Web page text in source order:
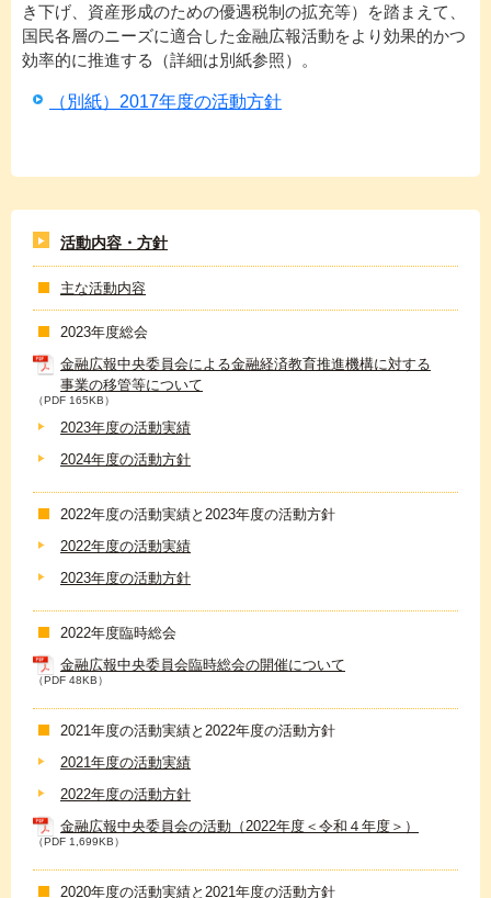
き下げ、資産形成のための優遇税制の拡充等）を踏まえて、
国民各層のニーズに適合した金融広報活動をより効果的かつ
効率的に推進する（詳細は別紙参照）。
（別紙）2017年度の活動方針
活動内容・方針
主な活動内容
2023年度総会
金融広報中央委員会による金融経済教育推進機構に対する
事業の移管等について
（PDF 165KB）
2023年度の活動実績
2024年度の活動方針
2022年度の活動実績と2023年度の活動方針
2022年度の活動実績
2023年度の活動方針
2022年度臨時総会
金融広報中央委員会臨時総会の開催について
（PDF 48KB）
2021年度の活動実績と2022年度の活動方針
2021年度の活動実績
2022年度の活動方針
金融広報中央委員会の活動（2022年度＜令和４年度＞）
（PDF 1,699KB）
2020年度の活動実績と2021年度の活動方針